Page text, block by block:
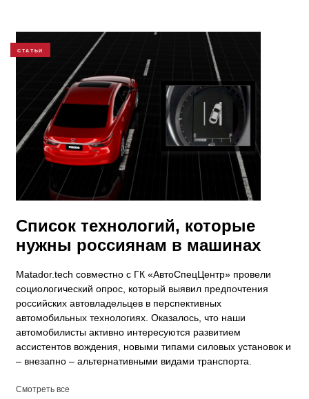
СТАТЬИ
Список технологий, которые
нужны россиянам в машинах
​Matador.tech совместно с ГК «АвтоСпецЦентр» провели
социологический опрос, который выявил предпочтения
российских автовладельцев в перспективных
автомобильных технологиях. Оказалось, что наши
автомобилисты активно интересуются развитием
ассистентов вождения, новыми типами силовых установок и
– внезапно – альтернативными видами транспорта.
Смотреть все